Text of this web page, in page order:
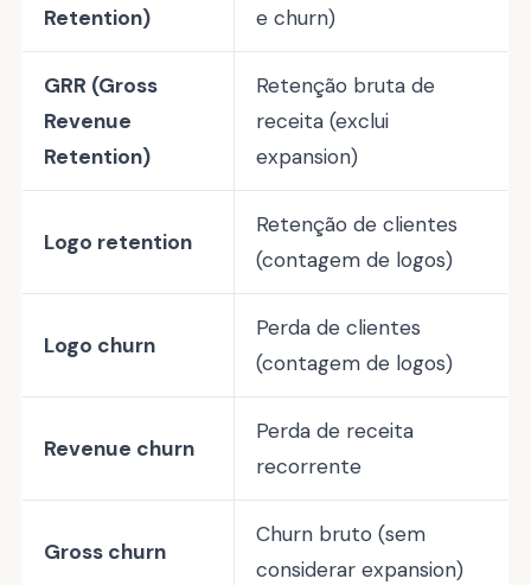
Retention)
e churn)
GRR (Gross
Revenue
Retention)
Retenção bruta de
receita (exclui
expansion)
Logo retention
Retenção de clientes
(contagem de logos)
Logo churn
Perda de clientes
(contagem de logos)
Revenue churn
Perda de receita
recorrente
Gross churn
Churn bruto (sem
considerar expansion)